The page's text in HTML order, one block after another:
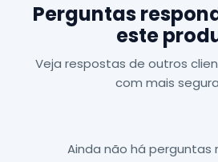
Perguntas
este
Veja respostas de outros
com mais
Ainda não há perguntas